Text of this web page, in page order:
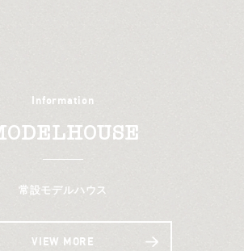
Information
常設モデルハウス
VIEW MORE